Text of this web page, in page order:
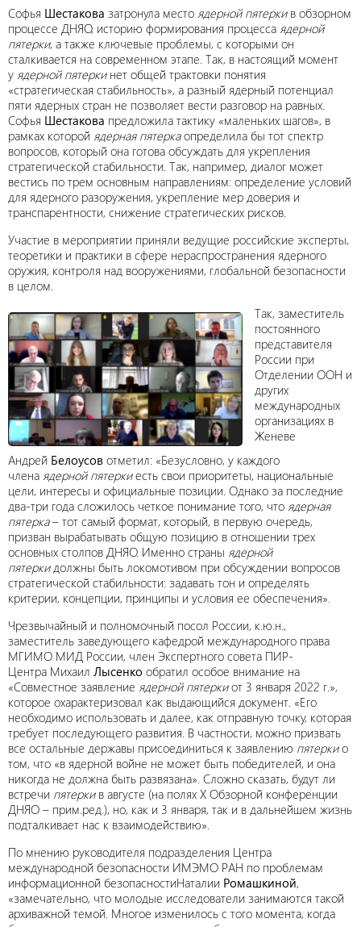
Софья Шестакова затронула место ядерной пятерки в обзорном
процессе ДНЯО, историю формирования процесса ядерной
пятерки, а также ключевые проблемы, с которыми он
сталкивается на современном этапе. Так, в настоящий момент
у ядерной пятеркинет общей трактовки понятия
«стратегическая стабильность», а разный ядерный потенциал
пяти ядерных стран не позволяет вести разговор на равных.
Софья Шестакова предложила тактику «маленьких шагов», в
рамках которой ядерная пятеркаопределила бы тот спектр
вопросов, который она готова обсуждать для укрепления
стратегической стабильности. Так, например, диалог может
вестись по трем основным направлениям: определение условий
для ядерного разоружения, укрепление мер доверия и
транспарентности, снижение стратегических рисков.
Участие в мероприятии приняли ведущие российские эксперты,
теоретики и практики в сфере нераспространения ядерного
оружия, контроля над вооружениями, глобальной безопасности
в целом.
Так, заместитель
постоянного
представителя
России при
Отделении ООН и
других
международных
организациях в
Женеве
Андрей Белоусов отметил: «Безусловно, у каждого
члена ядерной пятеркиесть свои приоритеты, национальные
цели, интересы и официальные позиции. Однако за последние
два-три года сложилось четкое понимание того, что ядерная
пятерка– тот самый формат, который, в первую очередь,
призван вырабатывать общую позицию в отношении трех
основных столпов ДНЯО. Именно страны ядерной
пятеркидолжны быть локомотивом при обсуждении вопросов
стратегической стабильности: задавать тон и определять
критерии, концепции, принципы и условия ее обеспечения».
Чрезвычайный и полномочный посол России, к.ю.н.,
заместитель заведующего кафедрой международного права
МГИМО МИД России, член Экспертного совета ПИР-
Центра Михаил Лысенко обратил особое внимание на
«Совместное заявление ядерной пятеркиот 3 января 2022 г.»,
которое охарактеризовал как выдающийся документ. «Его
необходимо использовать и далее, как отправную точку, которая
требует последующего развития. В частности, можно призвать
все остальные державы присоединиться к заявлению пятеркио
том, что «в ядерной войне не может быть победителей, и она
никогда не должна быть развязана». Сложно сказать, будут ли
встречи пятеркив августе (на полях Х Обзорной конференции
ДНЯО – прим.ред.), но, как и 3 января, так и в дальнейшем жизнь
подталкивает нас к взаимодействию».
По мнению руководителя подразделения Центра
международной безопасности ИМЭМО РАН по проблемам
информационной безопасностиНаталии Ромашкиной,
«замечательно, что молодые исследователи занимаются такой
архиважной темой. Многое изменилось с того момента, когда